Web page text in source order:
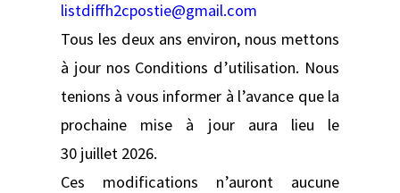
listdiffh2cpostie@gmail.com
Tous les deux ans environ, nous mettons
à jour nos Conditions d’utilisation. Nous
tenions à vous informer à l’avance que la
prochaine mise à jour aura lieu le
30 juillet 2026.
Ces modifications n’auront aucune